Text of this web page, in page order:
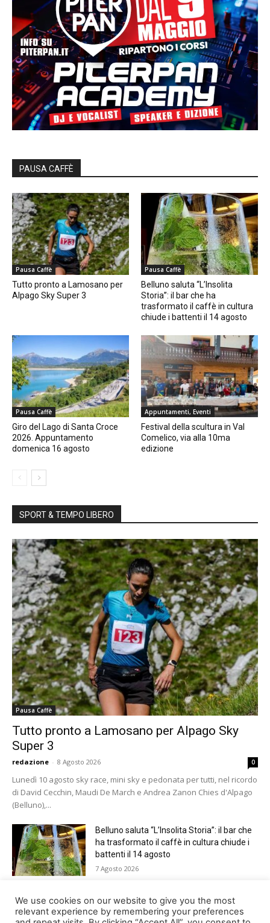
PAUSA CAFFÈ
Pausa Caffè
Tutto pronto a Lamosano per
Alpago Sky Super 3
Pausa Caffè
Belluno saluta “L’Insolita
Storia”: il bar che ha
trasformato il caffè in cultura
chiude i battenti il 14 agosto
Pausa Caffè
Giro del Lago di Santa Croce
2026. Appuntamento
domenica 16 agosto
Appuntamenti, Eventi
Festival della scultura in Val
Comelico, via alla 10ma
edizione
SPORT & TEMPO LIBERO
Pausa Caffè
Tutto pronto a Lamosano per Alpago Sky
Super 3
redazione - 8 Agosto 2026 0
Lunedì 10 agosto sky race, mini sky e pedonata per tutti, nel ricordo
di David Cecchin, Maudi De March e Andrea Zanon Chies d'Alpago
(Belluno),...
Belluno saluta “L’Insolita Storia”: il bar che
ha trasformato il caffè in cultura chiude i
battenti il 14 agosto
7 Agosto 2026
Giro del Lago di Santa Croce 2026.
Appuntamento domenica 16 agosto
We use cookies on our website to give you the most
relevant experience by remembering your preferences